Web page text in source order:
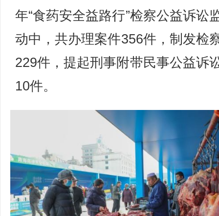
年“食药安全益路行”检察公益诉讼
动中，共办理案件356件，制发检
229件，提起刑事附带民事公益诉
10件。